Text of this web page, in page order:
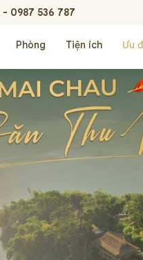
- 0987 536 787
Phòng Tiện ích Ưu